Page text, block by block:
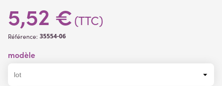
5,52 € (TTC)
Référence: 35554-06
modèle